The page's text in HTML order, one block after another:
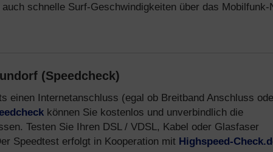
schnelle Surf-Geschwindigkeiten über das Mobilfunk-
(Speedcheck)
einen Internetanschluss (egal ob Breitband Anschluss
können Sie kostenlos und unverbindlich die
Testen Sie Ihren DSL / VDSL, Kabel oder Glasfaser
Speedtest erfolgt in Kooperation mit Highspeed-